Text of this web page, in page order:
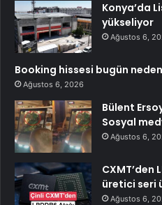
Konya’da
yükseliyor
Ağustos 6,
Booking hissesi bugün
Ağustos 6, 2026
Bülent
Sosyal
Ağustos 6,
CXMT’den
üretici seri
Ağustos 6,